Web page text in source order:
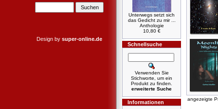
Design by super-online.de
Unterwegs setzt sich
das Gedicht zu mir ...
Anthologie
10,80 €
Schnellsuche
Verwenden Sie
Stichworte, um ein
Produkt zu finden.
erweiterte Suche
Informationen
angezeigte